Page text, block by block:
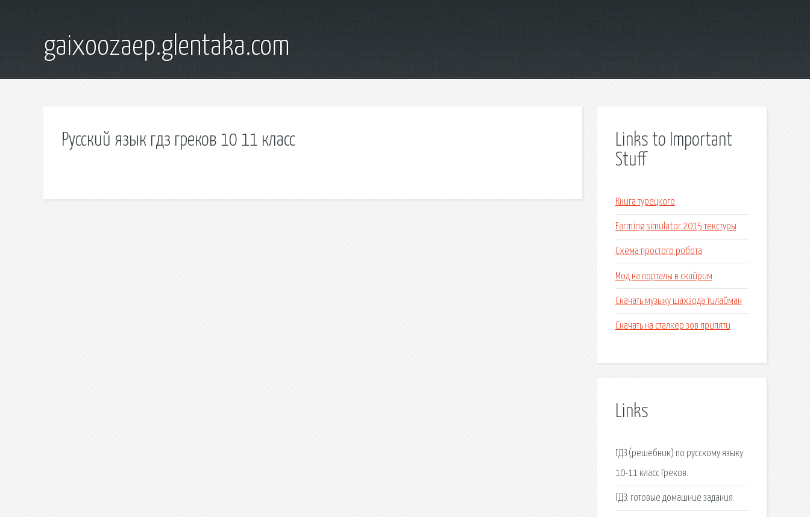
gaixoozaep.glentaka.com
Русский язык гдз греков 10 11 класс
Links to Important
Stuff
Книга турецкого
Farming simulator 2015 текстуры
Схема простого робота
Мод на порталы в скайрим
Скачать музыку шахзода тилайман
Скачать на сталкер зов припяти
Links
ГДЗ (решебник) по русскому языку
10-11 класс Греков.
ГДЗ: готовые домашние задания.